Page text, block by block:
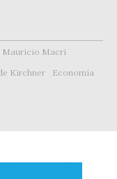
Mauricio Macri
Kirchner
Economía